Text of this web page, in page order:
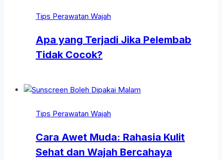
Tips Perawatan Wajah
Apa yang Terjadi Jika Pelembab
Tidak Cocok?
Tips Perawatan Wajah
Cara Awet Muda: Rahasia Kulit
Sehat dan Wajah Bercahaya